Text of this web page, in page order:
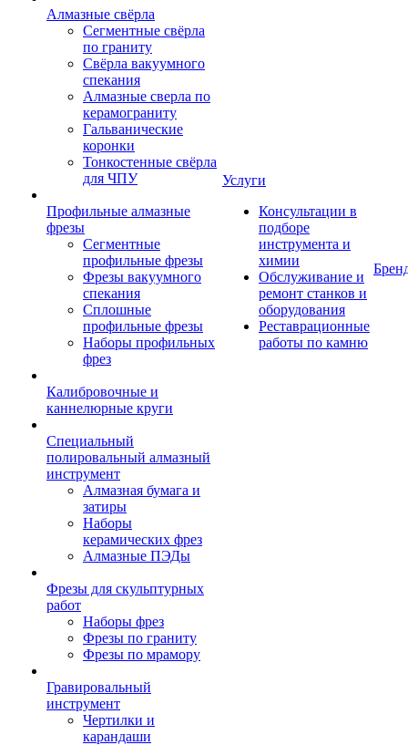
Алмазные свёрла
Сегментные свёрла
по граниту
Свёрла вакуумного
спекания
Алмазные сверла по
керамограниту
Гальванические
коронки
Тонкостенные свёрла
для ЧПУ
Профильные алмазные
фрезы
Сегментные
профильные фрезы
Фрезы вакуумного
спекания
Сплошные
профильные фрезы
Наборы профильных
фрез
Калибровочные и
каннелюрные круги
Специальный
полировальный алмазный
инструмент
Алмазная бумага и
затиры
Наборы
керамических фрез
Алмазные ПЭДы
Фрезы для скульптурных
работ
Наборы фрез
Фрезы по граниту
Фрезы по мрамору
Гравировальный
инструмент
Чертилки и
карандаши
Услуги
Консультации в
подборе
инструмента и
химии
Обслуживание и
ремонт станков и
оборудования
Реставрационные
работы по камню